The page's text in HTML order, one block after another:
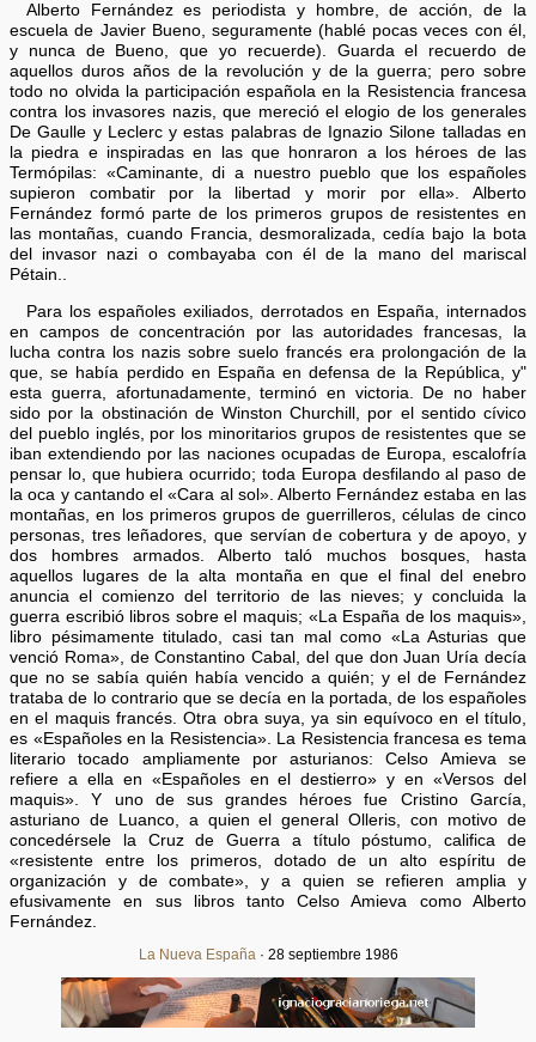
Alberto Fernández es periodista y hombre, de acción, de la
escuela de Javier Bueno, seguramente (hablé pocas veces con él,
y nunca de Bueno, que yo recuerde). Guarda el recuerdo de
aquellos duros años de la revolución y de la guerra; pero sobre
todo no olvida la participación española en la Resistencia francesa
contra los invasores nazis, que mereció el elogio de los generales
De Gaulle y Leclerc y estas palabras de Ignazio Silone talladas en
la piedra e inspiradas en las que honraron a los héroes de las
Termópilas: «Caminante, di a nuestro pueblo que los españoles
supieron combatir por la libertad y morir por ella». Alberto
Fernández formó parte de los primeros grupos de resistentes en
las montañas, cuando Francia, desmoralizada, cedía bajo la bota
del invasor nazi o combayaba con él de la mano del mariscal
Pétain..
Para los españoles exiliados, derrotados en España, internados
en campos de concentración por las autoridades francesas, la
lucha contra los nazis sobre suelo francés era prolongación de la
que, se había perdido en España en defensa de la República, y"
esta guerra, afortunadamente, terminó en victoria. De no haber
sido por la obstinación de Winston Churchill, por el sentido cívico
del pueblo inglés, por los minoritarios grupos de resistentes que se
iban extendiendo por las naciones ocupadas de Europa, escalofría
pensar lo, que hubiera ocurrido; toda Europa desfilando al paso de
la oca y cantando el «Cara al sol». Alberto Fernández estaba en las
montañas, en los primeros grupos de guerrilleros, células de cinco
personas, tres leñadores, que servían de cobertura y de apoyo, y
dos hombres armados. Alberto taló muchos bosques, hasta
aquellos lugares de la alta montaña en que el final del enebro
anuncia el comienzo del territorio de las nieves; y concluida la
guerra escribió libros sobre el maquis; «La España de los maquis»,
libro pésimamente titulado, casi tan mal como «La Asturias que
venció Roma», de Constantino Cabal, del que don Juan Uría decía
que no se sabía quién había vencido a quién; y el de Fernández
trataba de lo contrario que se decía en la portada, de los españoles
en el maquis francés. Otra obra suya, ya sin equívoco en el título,
es «Españoles en la Resistencia». La Resistencia francesa es tema
literario tocado ampliamente por asturianos: Celso Amieva se
refiere a ella en «Españoles en el destierro» y en «Versos del
maquis». Y uno de sus grandes héroes fue Cristino García,
asturiano de Luanco, a quien el general Olleris, con motivo de
concedérsele la Cruz de Guerra a título póstumo, califica de
«resistente entre los primeros, dotado de un alto espíritu de
organización y de combate», y a quien se refieren amplia y
efusivamente en sus libros tanto Celso Amieva como Alberto
Fernández.
La Nueva España· 28 septiembre 1986